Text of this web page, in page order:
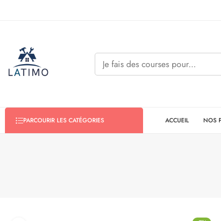
PARCOURIR LES CATÉGORIES ACCUEIL NOS